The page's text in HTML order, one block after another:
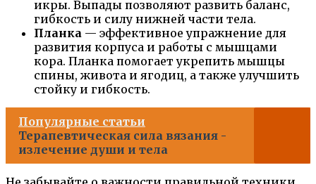
икры. Выпады позволяют развить баланс,
гибкость и силу нижней части тела.
Планка — эффективное упражнение для
развития корпуса и работы с мышцами
кора. Планка помогает укрепить мышцы
спины, живота и ягодиц, а также улучшить
стойку и гибкость.
Популярные статьи
Терапевтическая сила вязания -
излечение души и тела